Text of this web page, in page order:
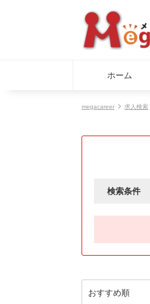
ホーム
megacareer 求人検索
検索条件